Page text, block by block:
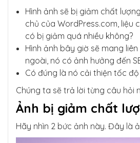
Hình ảnh sẽ bị giảm chất
chủ của WordPress.com, liệu
có bị giảm quá nhiều không?
Hình ảnh bây giờ sẽ mang
ngoài, nó có ảnh hưởng đến
Có đúng là nó cải thiện tốc
Chúng ta sẽ trả lời từng câu hỏi
Ảnh bị giảm chất
Hãy nhìn 2 bức ảnh này. Đây là